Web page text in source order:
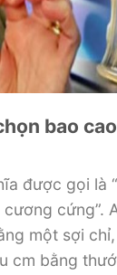
bao
được gọi là
cứng”.
một sợi
cm bằng